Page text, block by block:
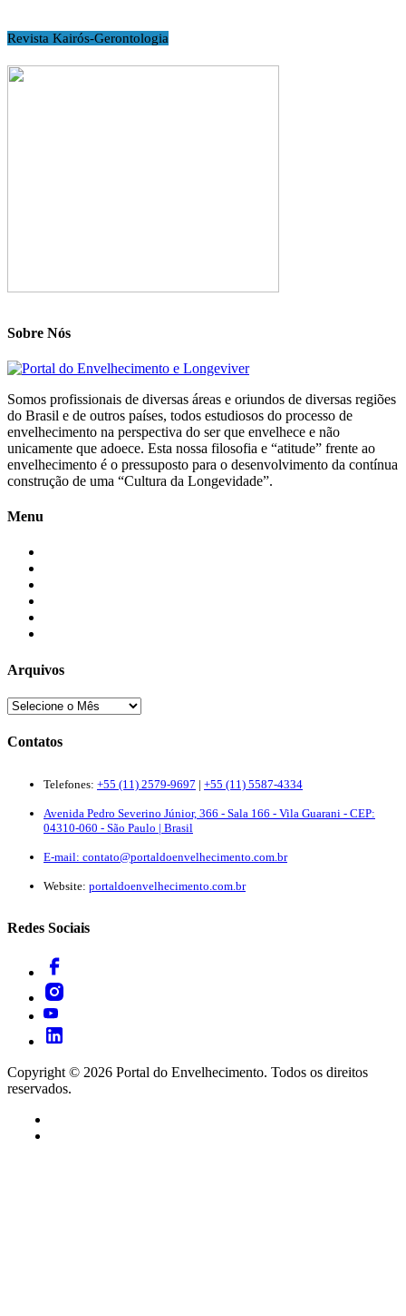
Revista Kairós-Gerontologia
Sobre Nós
Somos profissionais de diversas áreas e oriundos de diversas regiões
do Brasil e de outros países, todos estudiosos do processo de
envelhecimento na perspectiva do ser que envelhece e não
unicamente que adoece. Esta nossa filosofia e “atitude” frente ao
envelhecimento é o pressuposto para o desenvolvimento da contínua
construção de uma “Cultura da Longevidade”.
Menu
Arquivos
Contatos
Telefones: +55 (11) 2579-9697 | +55 (11) 5587-4334
Avenida Pedro Severino Júnior, 366 - Sala 166 - Vila Guarani - CEP:
04310-060 - São Paulo | Brasil
E-mail: contato@portaldoenvelhecimento.com.br
Website: portaldoenvelhecimento.com.br
Redes Sociais
Copyright © 2026 Portal do Envelhecimento. Todos os direitos
reservados.